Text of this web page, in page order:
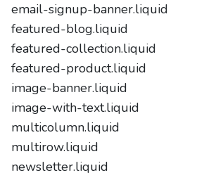
email-signup-banner.liquid
featured-blog.liquid
featured-collection.liquid
featured-product.liquid
image-banner.liquid
image-with-text.liquid
multicolumn.liquid
multirow.liquid
newsletter.liquid